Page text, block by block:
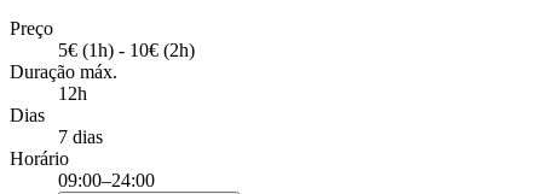
Preço
5€ (1h) - 10€ (2h)
Duração máx.
12h
Dias
7 dias
Horário
09:00–24:00